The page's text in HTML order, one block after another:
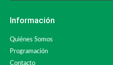
Información
Quiénes Somos
Programación
Contacto